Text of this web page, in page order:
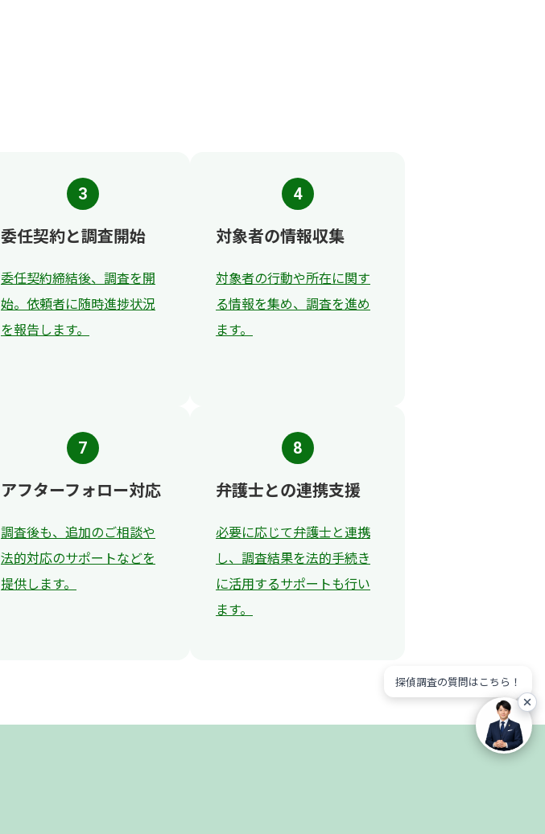
3
委任契約と調査開始
委任契約締結後、調査を開
始。依頼者に随時進捗状況
を報告します。
4
対象者の情報収集
対象者の行動や所在に関す
る情報を集め、調査を進め
ます。
7
アフターフォロー対応
調査後も、追加のご相談や
法的対応のサポートなどを
提供します。
8
弁護士との連携支援
必要に応じて弁護士と連携
し、調査結果を法的手続き
に活用するサポートも行い
ます。
探偵調査の質問はこちら！